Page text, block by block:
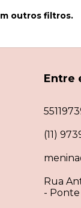
outros filtros.
Entre
(11)
Rua
-